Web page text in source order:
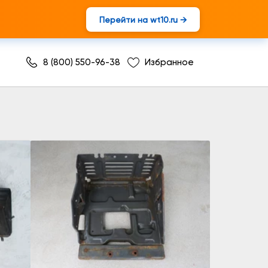
Перейти на wt10.ru →
8 (800) 550-96-38 Избранное